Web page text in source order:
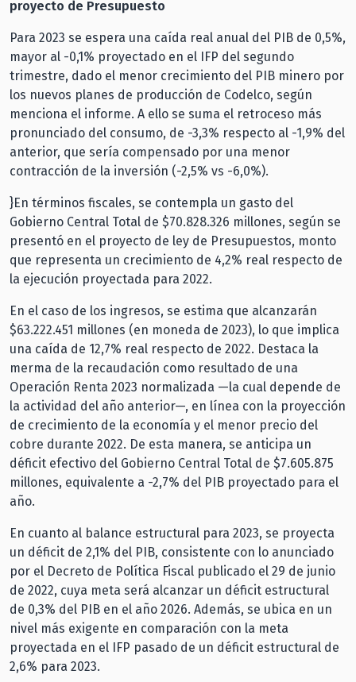
proyecto de Presupuesto
Para 2023 se espera una caída real anual del PIB de 0,5%,
mayor al -0,1% proyectado en el IFP del segundo
trimestre, dado el menor crecimiento del PIB minero por
los nuevos planes de producción de Codelco, según
menciona el informe. A ello se suma el retroceso más
pronunciado del consumo, de -3,3% respecto al -1,9% del
anterior, que sería compensado por una menor
contracción de la inversión (-2,5% vs -6,0%).
}En términos fiscales, se contempla un gasto del
Gobierno Central Total de $70.828.326 millones, según se
presentó en el proyecto de ley de Presupuestos, monto
que representa un crecimiento de 4,2% real respecto de
la ejecución proyectada para 2022.
En el caso de los ingresos, se estima que alcanzarán
$63.222.451 millones (en moneda de 2023), lo que implica
una caída de 12,7% real respecto de 2022. Destaca la
merma de la recaudación como resultado de una
Operación Renta 2023 normalizada —la cual depende de
la actividad del año anterior—, en línea con la proyección
de crecimiento de la economía y el menor precio del
cobre durante 2022. De esta manera, se anticipa un
déficit efectivo del Gobierno Central Total de $7.605.875
millones, equivalente a -2,7% del PIB proyectado para el
año.
En cuanto al balance estructural para 2023, se proyecta
un déficit de 2,1% del PIB, consistente con lo anunciado
por el Decreto de Política Fiscal publicado el 29 de junio
de 2022, cuya meta será alcanzar un déficit estructural
de 0,3% del PIB en el año 2026. Además, se ubica en un
nivel más exigente en comparación con la meta
proyectada en el IFP pasado de un déficit estructural de
2,6% para 2023.